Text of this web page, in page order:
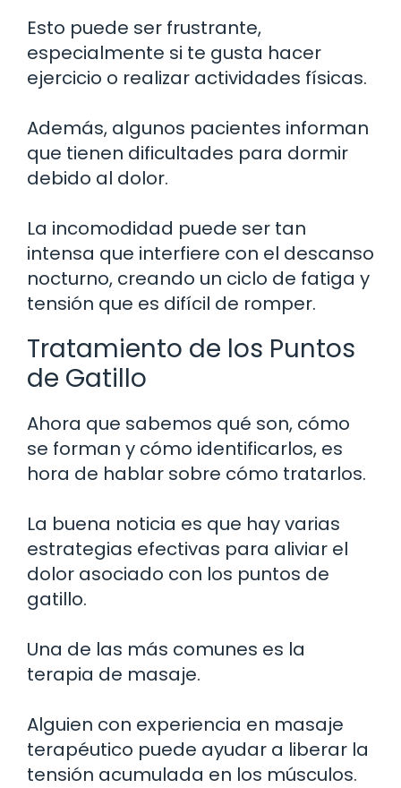
Esto puede ser frustrante,
especialmente si te gusta hacer
ejercicio o realizar actividades físicas.
Además, algunos pacientes informan
que tienen dificultades para dormir
debido al dolor.
La incomodidad puede ser tan
intensa que interfiere con el descanso
nocturno, creando un ciclo de fatiga y
tensión que es difícil de romper.
Tratamiento de los Puntos
de Gatillo
Ahora que sabemos qué son, cómo
se forman y cómo identificarlos, es
hora de hablar sobre cómo tratarlos.
La buena noticia es que hay varias
estrategias efectivas para aliviar el
dolor asociado con los puntos de
gatillo.
Una de las más comunes es la
terapia de masaje.
Alguien con experiencia en masaje
terapéutico puede ayudar a liberar la
tensión acumulada en los músculos.